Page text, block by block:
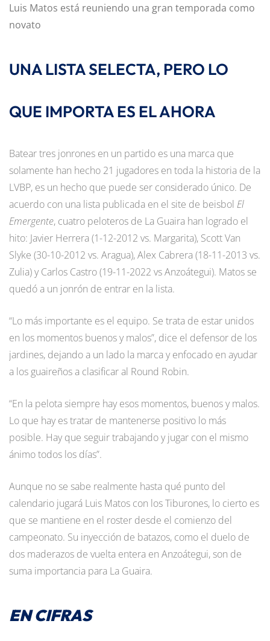
Luis Matos está reuniendo una gran temporada como
novato
UNA LISTA SELECTA, PERO LO
QUE IMPORTA ES EL AHORA
Batear tres jonrones en un partido es una marca que
solamente han hecho 21 jugadores en toda la historia de la
LVBP, es un hecho que puede ser considerado único. De
acuerdo con una lista publicada en el site de beisbol El
Emergente, cuatro peloteros de La Guaira han logrado el
hito: Javier Herrera (1-12-2012 vs. Margarita), Scott Van
Slyke (30-10-2012 vs. Aragua), Alex Cabrera (18-11-2013 vs.
Zulia) y Carlos Castro (19-11-2022 vs Anzoátegui). Matos se
quedó a un jonrón de entrar en la lista.
“Lo más importante es el equipo. Se trata de estar unidos
en los momentos buenos y malos”, dice el defensor de los
jardines, dejando a un lado la marca y enfocado en ayudar
a los guaireños a clasificar al Round Robin.
“En la pelota siempre hay esos momentos, buenos y malos.
Lo que hay es tratar de mantenerse positivo lo más
posible. Hay que seguir trabajando y jugar con el mismo
ánimo todos los días”.
Aunque no se sabe realmente hasta qué punto del
calendario jugará Luis Matos con los Tiburones, lo cierto es
que se mantiene en el roster desde el comienzo del
campeonato. Su inyección de batazos, como el duelo de
dos maderazos de vuelta entera en Anzoátegui, son de
suma importancia para La Guaira.
EN CIFRAS